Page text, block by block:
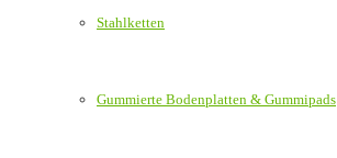
Stahlketten
Gummierte Bodenplatten & Gummipads